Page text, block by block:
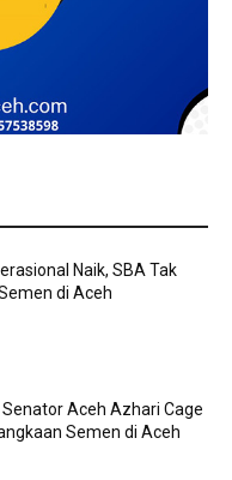
Naik, SBA Tak
di Aceh
Aceh Azhari Cage
Semen di Aceh